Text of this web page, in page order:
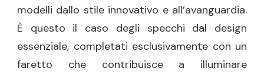
modelli dallo stile innovativo e all’avanguardia.
È questo il caso degli specchi dal design
essenziale, completati esclusivamente con un
faretto che contribuisce a illuminare